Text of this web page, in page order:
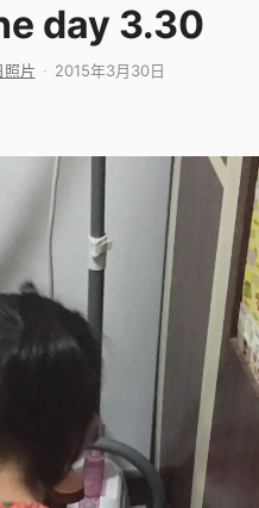
day 3.30
照片 2015年3月30日